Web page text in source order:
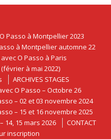
Passo à Montpellier 2023
à Montpellier automne 22
O Passo à Paris
à mai 2022)
ARCHIVES STAGES
O Passo – Octobre 26
– 02 et 03 novembre 2024
– 15 et 16 novembre 2025
14, 15 mars 2026
CONTACT
inscription